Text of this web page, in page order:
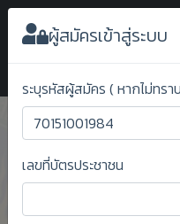
ระบบยืนยันสิทธิ์ออ
ผู้สมัครเข้าสู่ระบบ
ระบุรหัสผู้สมัคร ( หากไม่ทร
เลขที่บัตรประชาชน